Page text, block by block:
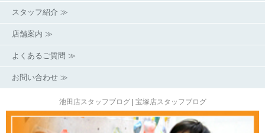
スタッフ紹介 ≫
店舗案内 ≫
よくあるご質問 ≫
お問い合わせ ≫
池田店スタッフブログ| 宝塚店スタッフブログ